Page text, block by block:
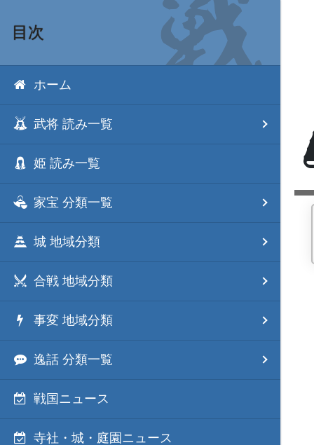
目次
ホーム
武将 読み一覧
姫 読み一覧
家宝 分類一覧
城 地域分類
合戦 地域分類
事変 地域分類
逸話 分類一覧
戦国ニュース
寺社・城・庭園ニュース